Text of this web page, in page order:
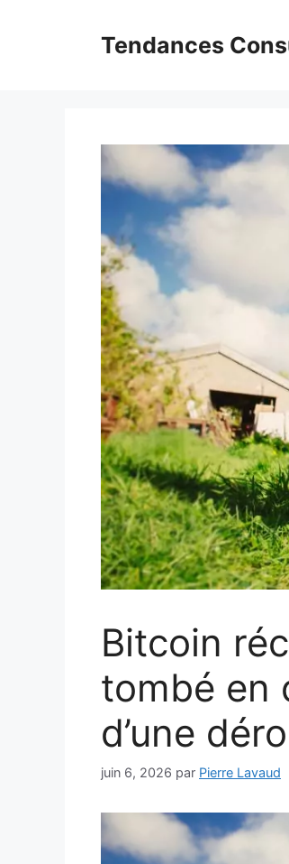
Tendances
Bitcoin
tombé en
d’une
juin 6, 2026 par Pierre Lavaud